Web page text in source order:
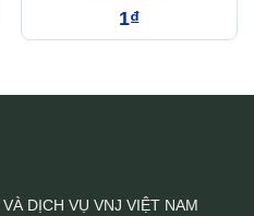
1₫
DỊCH VỤ VNJ VIỆT NAM